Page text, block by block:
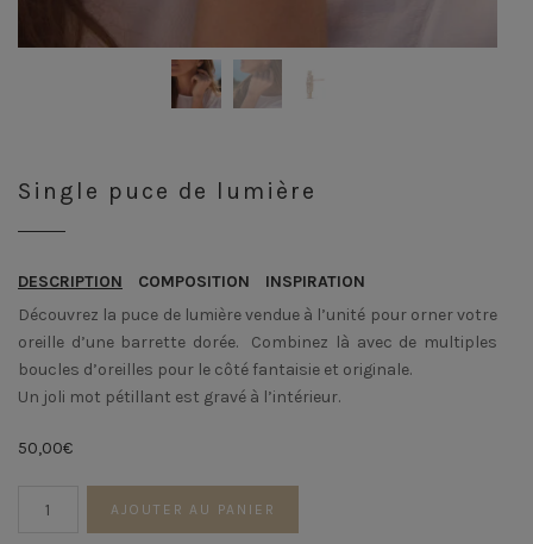
Single puce de lumière
DESCRIPTION COMPOSITION
INSPIRATION
Découvrez la puce de lumière vendue à l’unité pour orner votre
oreille d’une barrette dorée. Combinez là avec de multiples
boucles d’oreilles pour le côté fantaisie et originale.
Un joli mot pétillant est gravé à l’intérieur.
50,00€
AJOUTER AU PANIER